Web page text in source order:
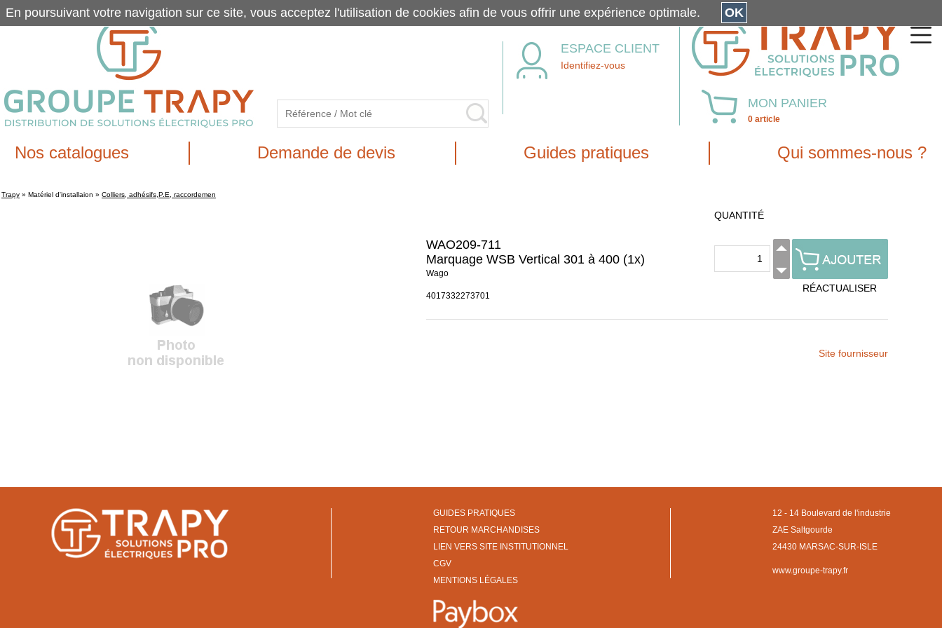
ESPACE CLIENT
Identifiez-vous
MON PANIER
0 article
Nos catalogues Demande de devis Guides pratiques Qui sommes-nous ?
Trapy » Matériel d'installaion » Colliers, adhésifs,P.E, raccordemen
WAO209-711
Marquage WSB Vertical 301 à 400 (1x)
Wago
4017332273701
QUANTITÉ
RÉACTUALISER
Site fournisseur
GUIDES PRATIQUES
RETOUR MARCHANDISES
LIEN VERS SITE INSTITUTIONNEL
CGV
MENTIONS LÉGALES
12 - 14 Boulevard de l'industrie
ZAE Saltgourde
24430 MARSAC-SUR-ISLE
www.groupe-trapy.fr
En poursuivant votre navigation sur ce site, vous acceptez l'utilisation de cookies afin de vous offrir une expérience optimale. OK